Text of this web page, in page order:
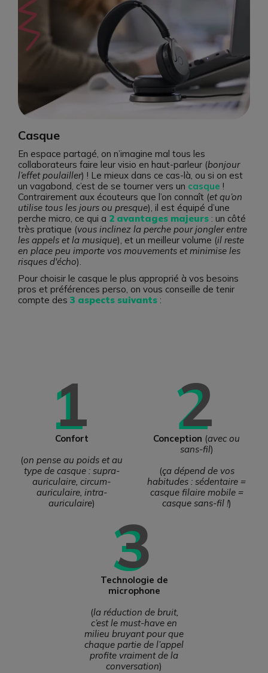
Casque
En espace partagé, on n’imagine mal tous les
collaborateurs faire leur visio en haut-parleur (bonjour
l’effet poulailler) ! Le mieux dans ce cas-là, ou si on est
un vagabond, c’est de se tourner vers un casque !
Contrairement aux écouteurs que l’on connaît (et qu’on
utilise tous les jours ou presque), il est équipé d’une
perche micro, ce qui a 2 avantages majeurs : un côté
très pratique (vous inclinez la perche pour jongler entre
les appels et la musique), et un meilleur volume (il reste
en place peu importe vos mouvements et minimise les
risques d'écho).
Pour choisir le casque le plus approprié à vos besoins
pros et préférences perso, on vous conseille de tenir
compte des 3 aspects suivants :
1
Confort
(on pense au poids et au
type de casque : supra-
auriculaire, circum-
auriculaire, intra-
auriculaire)
2
Conception (avec ou
sans-fil)
(ça dépend de vos
habitudes : sédentaire =
casque filaire mobile =
casque sans-fil !)
3
Technologie de
microphone
(la réduction de bruit,
c’est le must-have en
milieu bruyant pour que
chaque partie de l’appel
profite vraiment de la
conversation)